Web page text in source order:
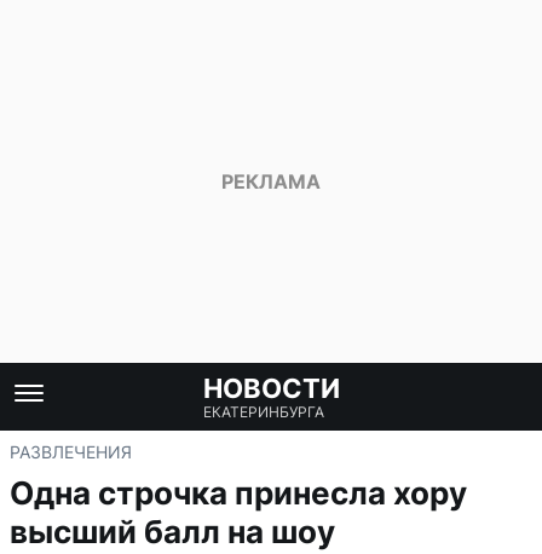
НОВОСТИ
ЕКАТЕРИНБУРГА
РАЗВЛЕЧЕНИЯ
Одна строчка принесла хору
высший балл на шоу